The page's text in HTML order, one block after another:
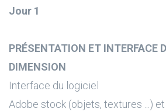
Jour 1
PRÉSENTATION ET INTERFACE
DIMENSION
Interface du logiciel
Adobe stock (objets, textures ...)